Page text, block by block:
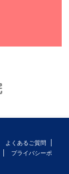
よくあるご質問
プライバシーポ